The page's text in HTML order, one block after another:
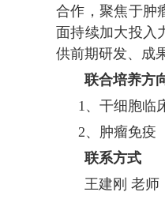
合作，聚焦于肿
面持续加大投入
供前期研发、成
联合培养方
1、 干细胞临
2、 肿瘤免疫
联系方式
王建刚 老师